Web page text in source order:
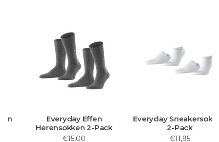
Everyday Effen
Herensokken 2-Pack
€15,00
Everyday Sneakersokken
2-Pack
€11,95